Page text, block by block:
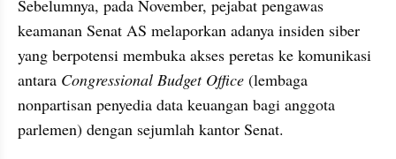
Sebelumnya, pada November, pejabat pengawas
keamanan Senat AS melaporkan adanya insiden siber
yang berpotensi membuka akses peretas ke komunikasi
antara Congressional Budget Office (lembaga
nonpartisan penyedia data keuangan bagi anggota
parlemen) dengan sejumlah kantor Senat.